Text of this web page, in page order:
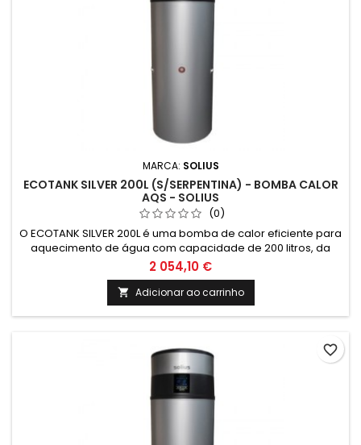
MARCA: SOLIUS
ECOTANK SILVER 200L (S/SERPENTINA) - BOMBA CALOR
AQS - SOLIUS
(0)
O ECOTANK SILVER 200L é uma bomba de calor eficiente para
aquecimento de água com capacidade de 200 litros, da
marca SOLIUS. Ideal para quem busca soluções sustentáveis
de climatização e energias renováveis, garantindo conforto
e economia em sua residência ou empresa.
2 054,10 €
 Adicionar ao carrinho
favorite_border